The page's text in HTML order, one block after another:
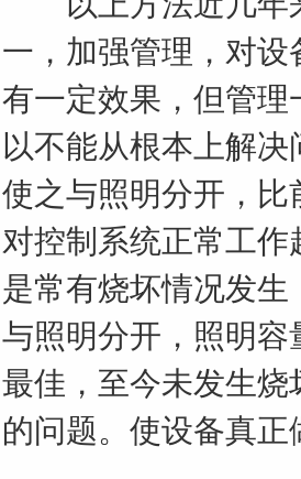
一，加强管理，对
有一定效果，但管
以不能从根本上解
使之与照明分开，
对控制系统正常工
是常有烧坏情况发
与照明分开，照明
最佳，至今未发生
的问题。使设备真